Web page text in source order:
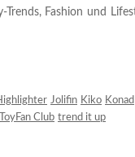
Fashion und
Jolifin Kiko Konad
ToyFan Club trend it up